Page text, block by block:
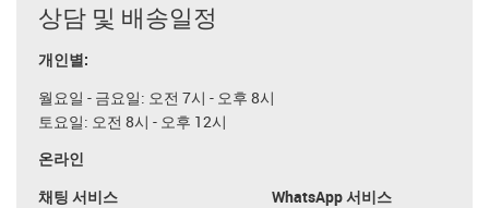
상담 및 배송일정
개인별:
월요일 - 금요일: 오전 7시 - 오후 8시
토요일: 오전 8시 - 오후 12시
온라인
채팅 서비스
WhatsApp 서비스